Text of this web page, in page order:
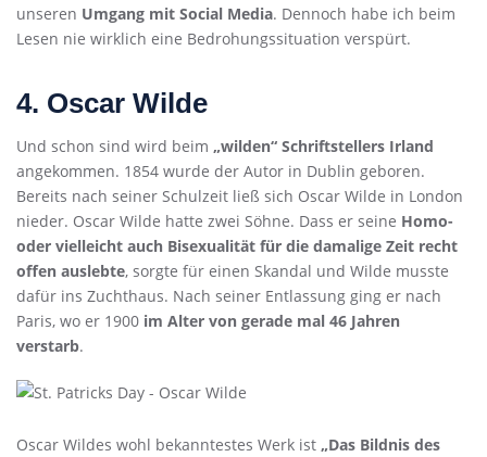
unseren Umgang mit Social Media. Dennoch habe ich beim
Lesen nie wirklich eine Bedrohungssituation verspürt.
4. Oscar Wilde
Und schon sind wird beim „wilden“ Schriftstellers Irland
angekommen. 1854 wurde der Autor in Dublin geboren.
Bereits nach seiner Schulzeit ließ sich Oscar Wilde in London
nieder. Oscar Wilde hatte zwei Söhne. Dass er seine Homo-
oder vielleicht auch Bisexualität für die damalige Zeit recht
offen auslebte, sorgte für einen Skandal und Wilde musste
dafür ins Zuchthaus. Nach seiner Entlassung ging er nach
Paris, wo er 1900 im Alter von gerade mal 46 Jahren
verstarb.
Oscar Wildes wohl bekanntestes Werk ist „Das Bildnis des